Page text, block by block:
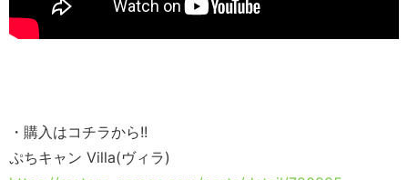
・購入はコチラから!!
ぷちキャン Villa(ヴィラ)